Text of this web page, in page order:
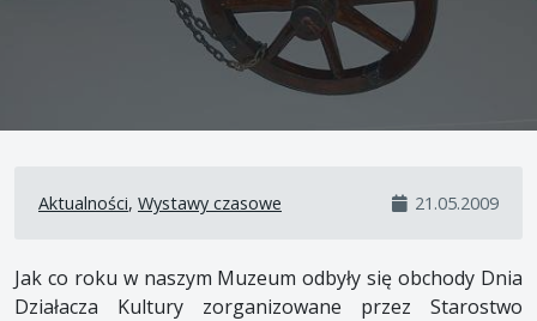
Aktualności, Wystawy czasowe 21.05.2009
Jak co roku w naszym Muzeum odbyły się obchody Dnia
Działacza Kultury zorganizowane przez Starostwo